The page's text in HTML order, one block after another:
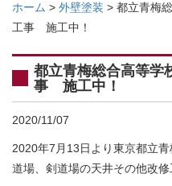
ホーム > 外壁塗装 > 都立青梅
工事 施工中！
都立青梅総合高等学
事 施工中！
2020/11/07
2020年7月13日より東京都立
道場、剣道場の天井その他改修